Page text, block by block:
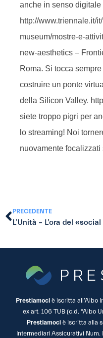
anche in senso digitale
http://www.triennale.it/
museum/mostre-e-
new-aesthetics –
Roma. Si tocca
costruire un ponte
della Silicon Valley.
siete troppo pigri per
lo streaming! Noi
nuovamente
PRECEDENTE
Prestiamoci è iscritta all’Albo
ex art. 106 TUB (c.d. “Albo
Prestiamociè iscritta alla
Intermediari Assicurativi